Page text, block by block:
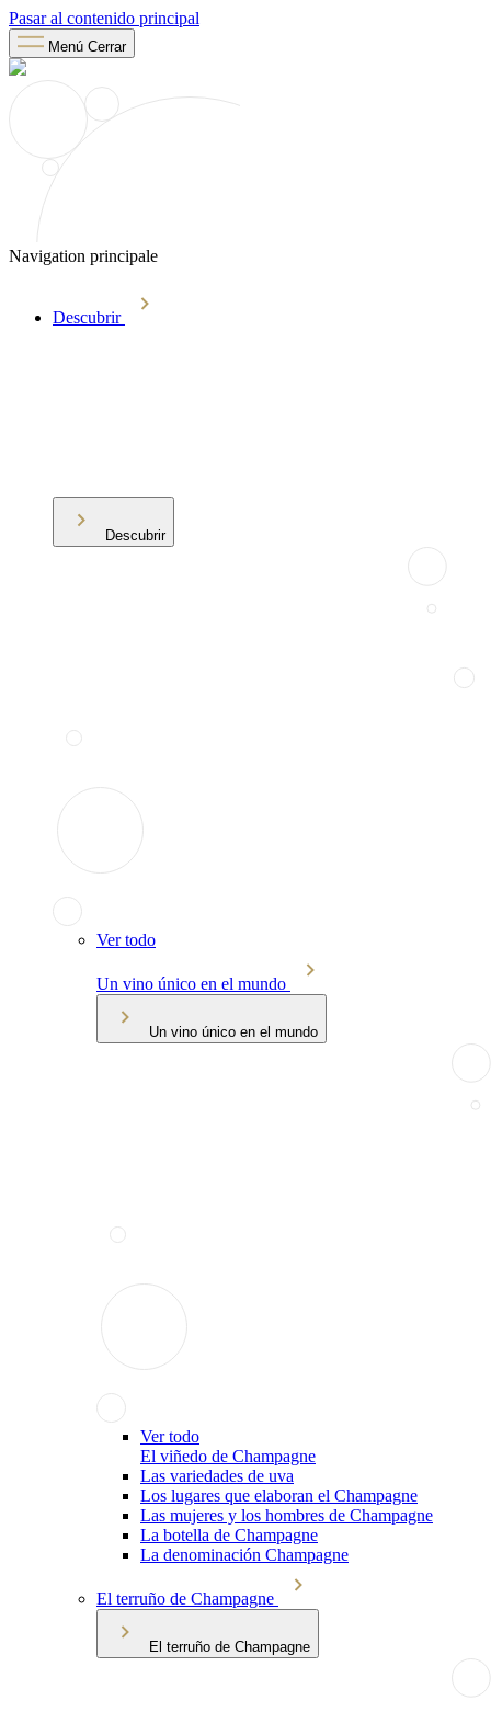
Pasar al contenido principal
Menú Cerrar
Navigation principale
Descubrir
Descubrir
Ver todo
Un vino único en el mundo
Un vino único en el mundo
Ver todo
El viñedo de Champagne
Las variedades de uva
Los lugares que elaboran el Champagne
Las mujeres y los hombres de Champagne
La botella de Champagne
La denominación Champagne
El terruño de Champagne
El terruño de Champagne